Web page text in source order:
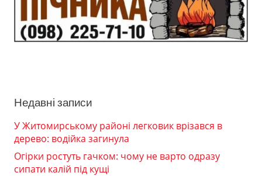
Недавні записи
У Житомирському районі легковик врізався в
дерево: водійка загинула
Огірки ростуть гачком: чому не варто одразу
сипати калій під кущі